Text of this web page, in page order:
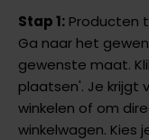
Stap 1: Producten
Ga naar het
gewenste maat.
plaatsen'. Je krijgt
winkelen of om
winkelwagen. Kies